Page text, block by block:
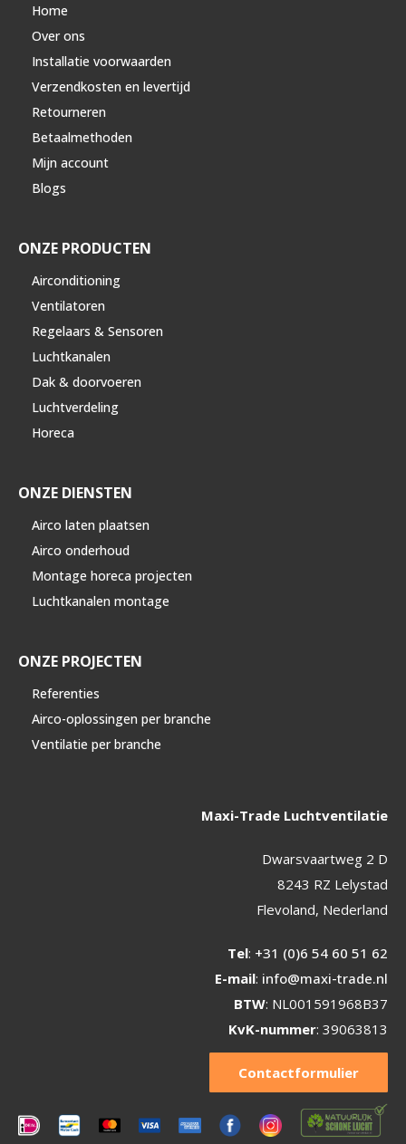
Home
Over ons
Installatie voorwaarden
Verzendkosten en levertijd
Retourneren
Betaalmethoden
Mijn account
Blogs
ONZE PRODUCTEN
Airconditioning
Ventilatoren
Regelaars & Sensoren
Luchtkanalen
Dak & doorvoeren
Luchtverdeling
Horeca
ONZE DIENSTEN
Airco laten plaatsen
Airco onderhoud
Montage horeca projecten
Luchtkanalen montage
ONZE PROJECTEN
Referenties
Airco-oplossingen per branche
Ventilatie per branche
Maxi-Trade Luchtventilatie
Dwarsvaartweg 2 D
8243 RZ Lelystad
Flevoland, Nederland
Tel: +31 (0)6 54 60 51 62
E-mail: info@maxi-trade.nl
BTW: NL001591968B37
KvK-nummer: 39063813
Contactformulier